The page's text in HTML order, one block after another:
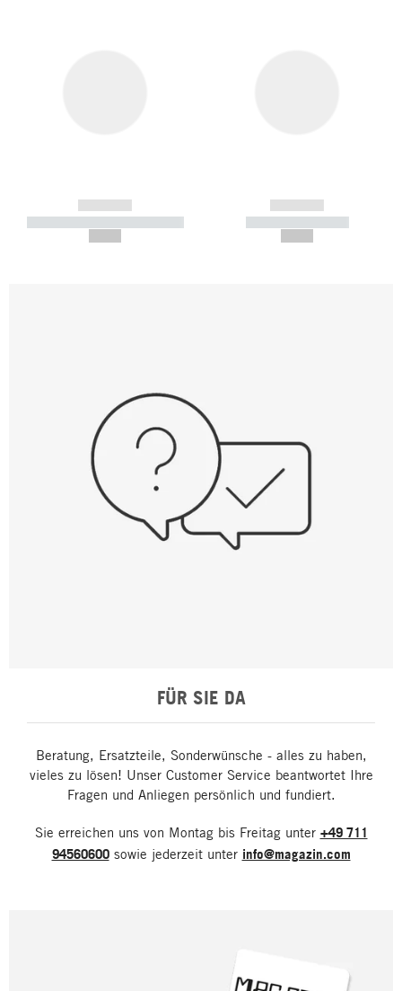
------------
----------- ----------- -----------
------------
----------- -----------
FÜR SIE DA
Beratung, Ersatzteile, Sonderwünsche - alles zu haben,
vieles zu lösen! Unser Customer Service beantwortet Ihre
Fragen und Anliegen persönlich und fundiert.
Sie erreichen uns von Montag bis Freitag unter +49 711
94560600sowie jederzeit unter info@magazin.com